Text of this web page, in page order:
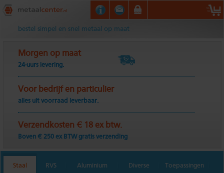
Metaalcenter.nl
bestel simpel en snel metaal op maat
Morgen op maat
24-uurs levering.
Voor bedrijf en particulier
alles uit voorraad leverbaar.
Verzendkosten € 18 ex btw.
Boven € 250 ex BTW gratis verzending
Staal RVS Aluminium Diverse Toepassingen